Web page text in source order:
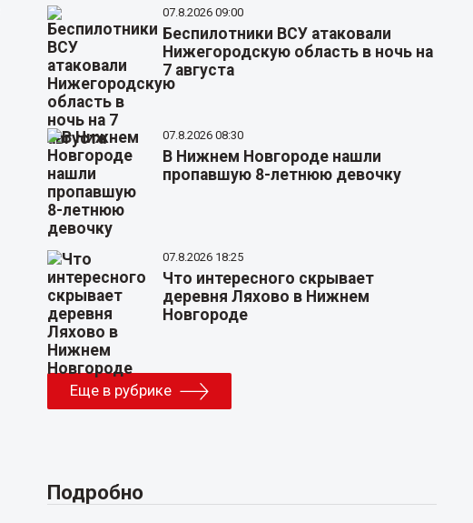
07.8.2026 09:00
Беспилотники ВСУ атаковали
Нижегородскую область в ночь на
7 августа
07.8.2026 08:30
В Нижнем Новгороде нашли
пропавшую 8-летнюю девочку
07.8.2026 18:25
Что интересного скрывает
деревня Ляхово в Нижнем
Новгороде
Еще в рубрике
Подробно